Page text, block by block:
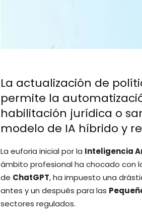
La actualización de
permite la
habilitación jurídica o
modelo de IA híbrido y
La euforia inicial por la Inteligencia
ámbito profesional ha chocado con
de ChatGPT, ha impuesto una
antes y un después para las
sectores regulados.